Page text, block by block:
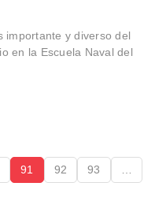
importante y diverso del
en la Escuela Naval del
91 92 93 …